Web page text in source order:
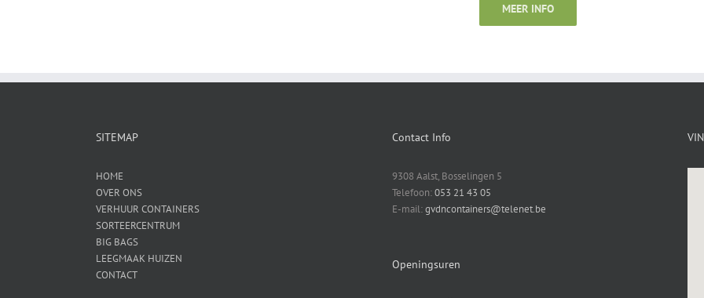
MEER INFO
SITEMAP
HOME
OVER ONS
VERHUUR CONTAINERS
SORTEERCENTRUM
BIG BAGS
LEEGMAAK HUIZEN
CONTACT
Contact Info
9308 Aalst, Bosselingen 5
Telefoon:053 21 43 05
E-mail:gvdncontainers@telenet.be
Openingsuren